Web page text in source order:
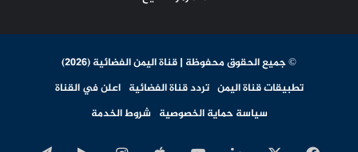
© جميع الحقوق محفوظة | قناة اليمن الفضائية (2026)
تطبيقات قناة اليمن تردد قناة الفضائية اعلن في القناة
سياسة حماية الخصوصية شروط الخدمة